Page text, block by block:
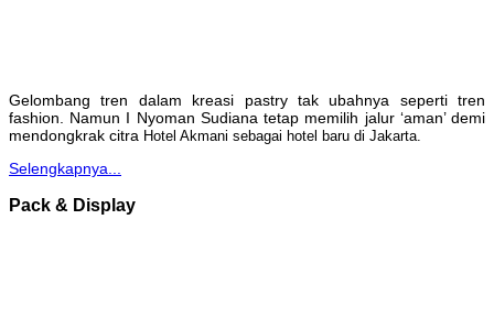
Gelombang tren dalam kreasi pastry tak ubahnya seperti tren
fashion. Namun I Nyoman Sudiana tetap memilih jalur ‘aman’ demi
mendongkrak citra Hotel Akmani sebagai hotel baru di Jakarta.
Selengkapnya...
Pack & Display